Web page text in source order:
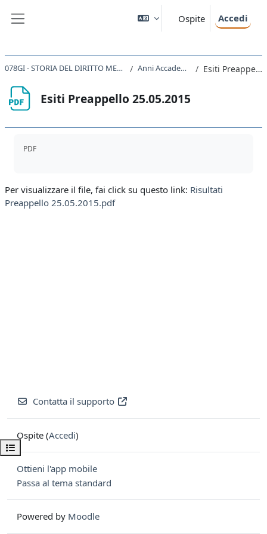
Ospite Accedi
Apri indice del corso
078GI - STORIA DEL DIRITTO MEDIEVALE E MODERNO 2023 Anni Accademici Precedenti Esiti Preappello 25.05.2015
Esiti Preappello 25.05.2015
PDF
Per visualizzare il file, fai click su questo link: Risultati
Preappello 25.05.2015.pdf
Contatta il supporto
Ospite (Accedi)
Ottieni l'app mobile
Passa al tema standard
Powered by Moodle